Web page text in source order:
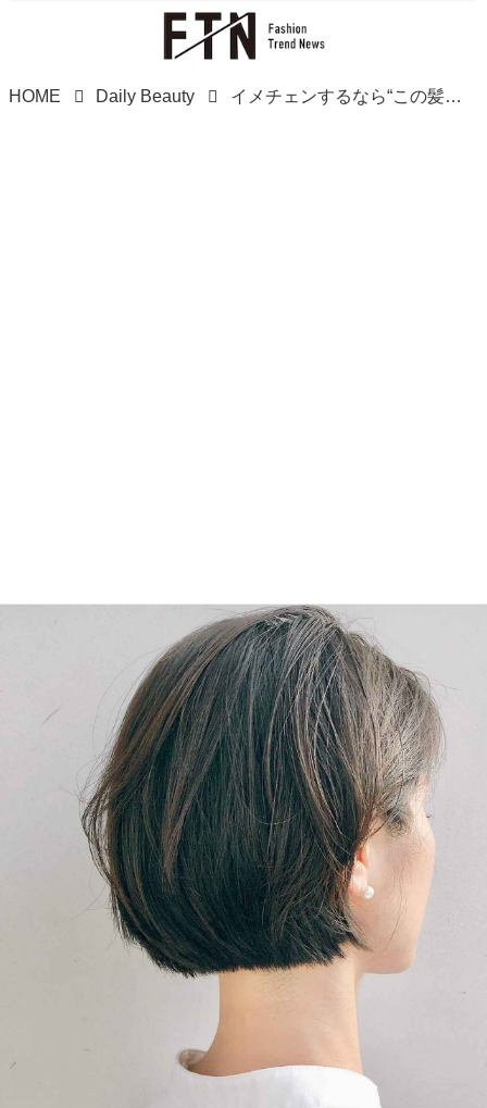
HOME Daily Beauty イメチェンするなら“この髪型”！【40・50代】首元スッキリ♡「短めボブ」